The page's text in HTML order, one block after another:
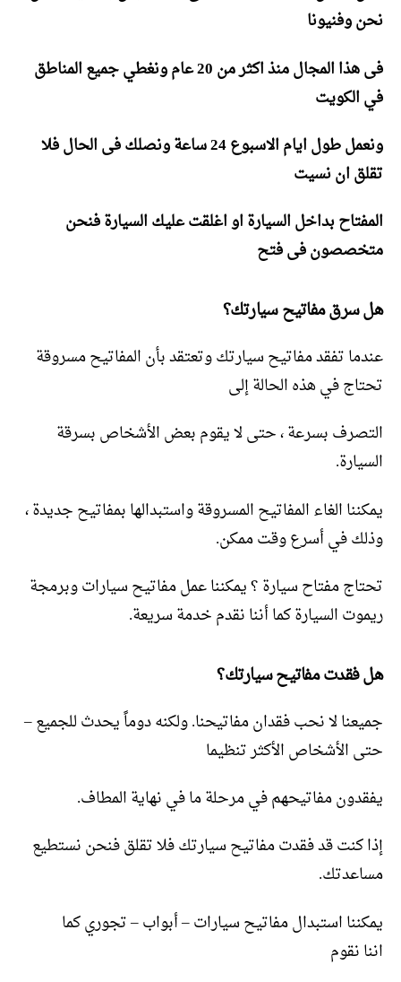
نحن وفنيونا
فى هذا المجال منذ اكثر من 20 عام ونغطي جميع المناطق
في الكويت
ونعمل طول ايام الاسبوع 24 ساعة ونصلك فى الحال فلا
تقلق ان نسيت
المفتاح بداخل السيارة او اغلقت عليك السيارة فنحن
متخصصون فى فتح
هل سرق مفاتيح سيارتك؟
عندما تفقد مفاتيح سيارتك وتعتقد بأن المفاتيح مسروقة
تحتاج في هذه الحالة إلى
التصرف بسرعة ، حتى لا يقوم بعض الأشخاص بسرقة
السيارة.
يمكننا الغاء المفاتيح المسروقة واستبدالها بمفاتيح جديدة ،
وذلك في أسرع وقت ممكن.
تحتاج مفتاح سيارة ؟ يمكننا عمل مفاتيح سيارات وبرمجة
ريموت السيارة كما أننا نقدم خدمة سريعة.
هل فقدت مفاتيح سيارتك؟
جميعنا لا نحب فقدان مفاتيحنا. ولكنه دوماً يحدث للجميع –
حتى الأشخاص الأكثر تنظيما
يفقدون مفاتيحهم في مرحلة ما في نهاية المطاف.
إذا كنت قد فقدت مفاتيح سيارتك فلا تقلق فنحن نستطيع
مساعدتك.
يمكننا استبدال مفاتيح سيارات – أبواب – تجوري كما
اننا نقوم